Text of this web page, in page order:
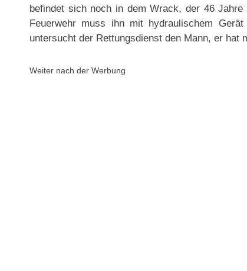
befindet sich noch in dem Wrack, der 46
Feuerwehr muss ihn mit hydraulischem
untersucht der Rettungsdienst den Mann, er hat
Weiter nach der Werbung